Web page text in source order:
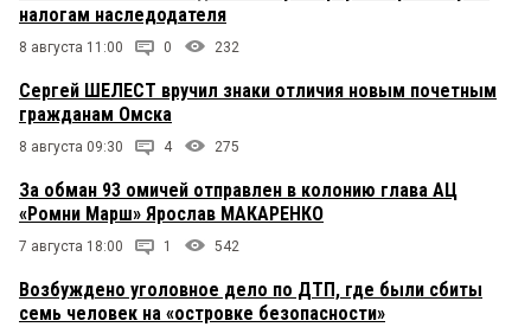
налогам наследодателя
8 августа 11:00 0 232
Сергей ШЕЛЕСТ вручил знаки отличия новым почетным
гражданам Омска
8 августа 09:30 4 275
За обман 93 омичей отправлен в колонию глава АЦ
«Ромни Марш» Ярослав МАКАРЕНКО
7 августа 18:00 1 542
Возбуждено уголовное дело по ДТП, где были сбиты
семь человек на «островке безопасности»